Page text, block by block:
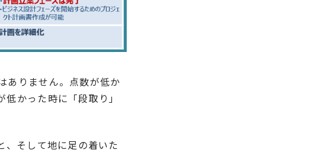
ありません。点数が低か
かった時に「段取り」
、そして地に足の着いた